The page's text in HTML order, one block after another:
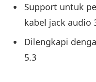
Support untuk
kabel jack audio
Dilengkapi
5.3